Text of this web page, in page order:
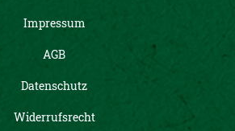
Impressum
AGB
Datenschutz
Widerrufsrecht